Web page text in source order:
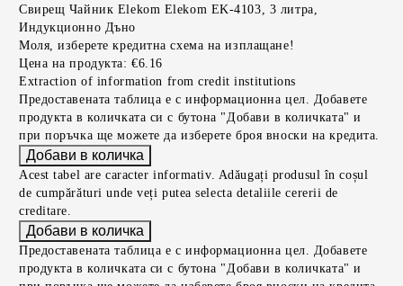
Свирещ Чайник Elekom Elekom EK-4103, 3 литра,
Индукционно Дъно
Моля, изберете кредитна схема на изплащане!
Цена на продукта: €6.16
Extraction of information from credit institutions
Предоставената таблица е с информационна цел. Добавете
продукта в количката си с бутона "Добави в количката" и
при поръчка ще можете да изберете броя вноски на кредита.
Acest tabel are caracter informativ. Adăugați produsul în coșul
de cumpărături unde veți putea selecta detaliile cererii de
creditare.
Предоставената таблица е с информационна цел. Добавете
продукта в количката си с бутона "Добави в количката" и